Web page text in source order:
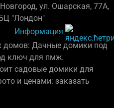
ул. Ошарская, 77А,
"Лондон"
Информация
домов: Дачные домики под
ключ для пмж.
садовые домики для
и ценами: заказать